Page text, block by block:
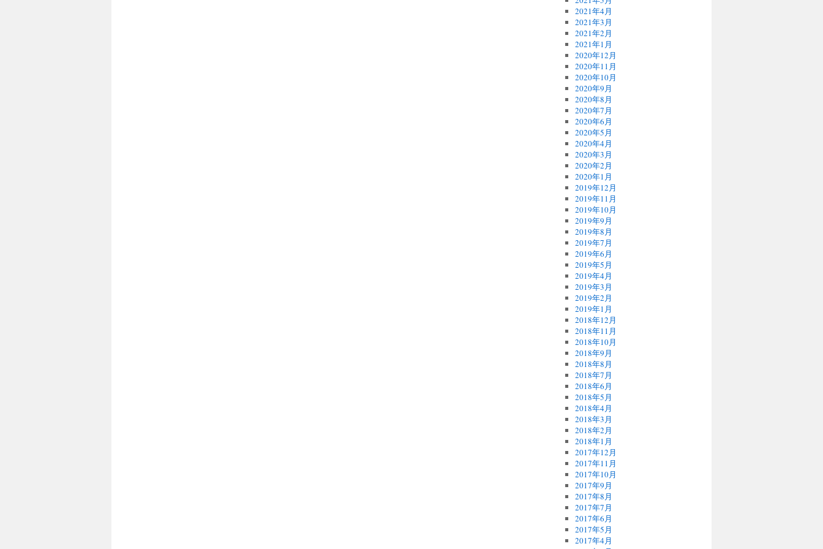
2021年4月
2021年3月
2021年2月
2021年1月
2020年12月
2020年11月
2020年10月
2020年9月
2020年8月
2020年7月
2020年6月
2020年5月
2020年4月
2020年3月
2020年2月
2020年1月
2019年12月
2019年11月
2019年10月
2019年9月
2019年8月
2019年7月
2019年6月
2019年5月
2019年4月
2019年3月
2019年2月
2019年1月
2018年12月
2018年11月
2018年10月
2018年9月
2018年8月
2018年7月
2018年6月
2018年5月
2018年4月
2018年3月
2018年2月
2018年1月
2017年12月
2017年11月
2017年10月
2017年9月
2017年8月
2017年7月
2017年6月
2017年5月
2017年4月